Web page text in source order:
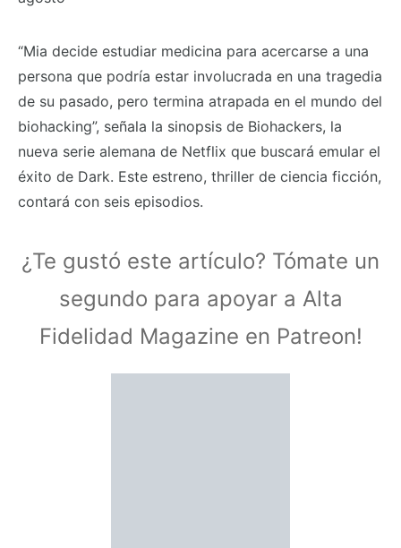
“Mia decide estudiar medicina para acercarse a una
persona que podría estar involucrada en una tragedia
de su pasado, pero termina atrapada en el mundo del
biohacking”, señala la sinopsis de Biohackers, la
nueva serie alemana de Netflix que buscará emular el
éxito de Dark. Este estreno, thriller de ciencia ficción,
contará con seis episodios.
¿Te gustó este artículo? Tómate un
segundo para apoyar a Alta
Fidelidad Magazine en Patreon!